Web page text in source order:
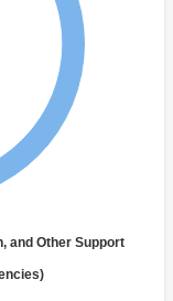
and Other Support